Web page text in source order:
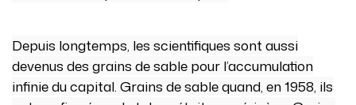
Depuis longtemps, les scientifiques sont aussi
devenus des grains de sable pour l’accumulation
infinie du capital. Grains de sable quand, en 1958, ils